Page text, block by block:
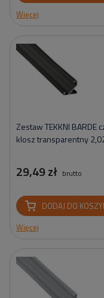
Więcej
Zestaw TEKKNI BARDE
klosz transparentny
29,49 zł brutto
DODAJ DO
Więcej